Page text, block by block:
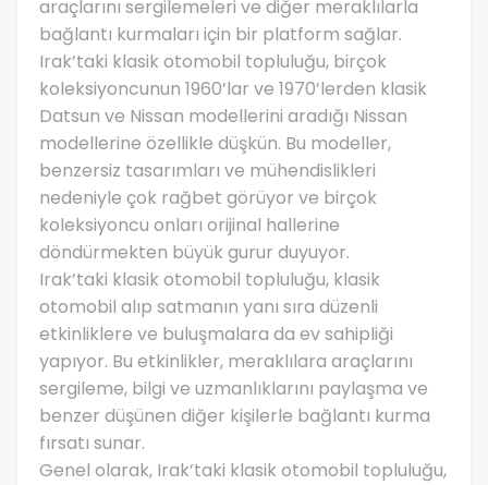
araçlarını sergilemeleri ve diğer meraklılarla
bağlantı kurmaları için bir platform sağlar.
Irak’taki klasik otomobil topluluğu, birçok
koleksiyoncunun 1960’lar ve 1970’lerden klasik
Datsun ve Nissan modellerini aradığı Nissan
modellerine özellikle düşkün. Bu modeller,
benzersiz tasarımları ve mühendislikleri
nedeniyle çok rağbet görüyor ve birçok
koleksiyoncu onları orijinal hallerine
döndürmekten büyük gurur duyuyor.
Irak’taki klasik otomobil topluluğu, klasik
otomobil alıp satmanın yanı sıra düzenli
etkinliklere ve buluşmalara da ev sahipliği
yapıyor. Bu etkinlikler, meraklılara araçlarını
sergileme, bilgi ve uzmanlıklarını paylaşma ve
benzer düşünen diğer kişilerle bağlantı kurma
fırsatı sunar.
Genel olarak, Irak’taki klasik otomobil topluluğu,